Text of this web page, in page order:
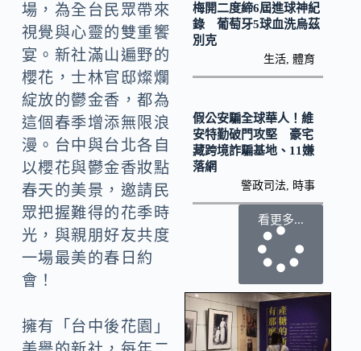
場，為全台民眾帶來
視覺與心靈的雙重饗
宴。新社滿山遍野的
櫻花，士林官邸燦爛
綻放的鬱金香，都為
這個春季增添無限浪
漫。台中與台北各自
以櫻花與鬱金香妝點
春天的美景，邀請民
眾把握難得的花季時
光，與親朋好友共度
一場最美的春日約
會！
擁有「台中後花園」
梅開二度締6屆進球神紀
錄 葡萄牙5球血洗烏茲
別克
生活 ,體育
假公安騙全球華人！維
安特勤破門攻堅 豪宅
藏跨境詐騙基地、11嫌
落網
警政司法 時事
看更多...